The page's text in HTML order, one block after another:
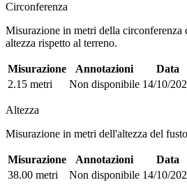
Circonferenza
Misurazione in metri della circonferenza
altezza rispetto al terreno.
Misurazione Annotazioni
Data
2.15 metri
Non disponibile 14/10/
Altezza
Misurazione in metri dell'altezza del
Misurazione Annotazioni
Data
38.00 metri
Non disponibile 14/10/